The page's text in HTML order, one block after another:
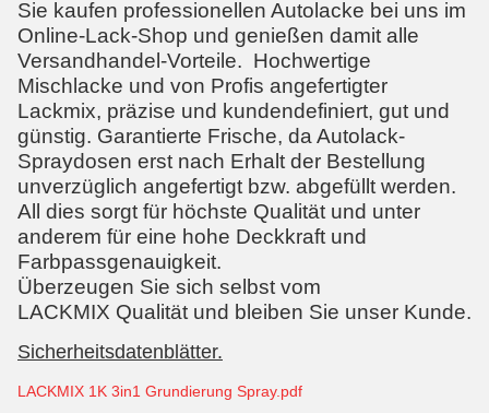
Sie kaufen professionellen Autolacke bei uns im
Online-Lack-Shop und genießen damit alle
Versandhandel-Vorteile. Hochwertige
Mischlacke und von Profis angefertigter
Lackmix, präzise und kundendefiniert, gut und
günstig. Garantierte Frische, da Autolack-
Spraydosen erst nach Erhalt der Bestellung
unverzüglich angefertigt bzw. abgefüllt werden.
All dies sorgt für höchste Qualität und unter
anderem für eine hohe Deckkraft und
Farbpassgenauigkeit.
Überzeugen Sie sich selbst vom
LACKMIX Qualität und bleiben Sie unser Kunde.
Sicherheitsdatenblätter.
LACKMIX 1K 3in1 Grundierung Spray.pdf